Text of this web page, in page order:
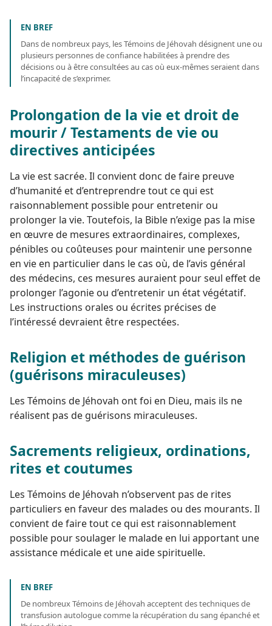
EN BREF
Dans de nombreux pays, les Témoins de Jéhovah désignent une ou
plusieurs personnes de confiance habilitées à prendre des
décisions ou à être consultées au cas où eux-mêmes seraient dans
l’incapacité de s’exprimer.
Prolongation de la vie et droit de
mourir / Testaments de vie ou
directives anticipées
La vie est sacrée. Il convient donc de faire preuve
d’humanité et d’entreprendre tout ce qui est
raisonnablement possible pour entretenir ou
prolonger la vie. Toutefois, la Bible n’exige pas la mise
en œuvre de mesures extraordinaires, complexes,
pénibles ou coûteuses pour maintenir une personne
en vie en particulier dans le cas où, de l’avis général
des médecins, ces mesures auraient pour seul effet de
prolonger l’agonie ou d’entretenir un état végétatif.
Les instructions orales ou écrites précises de
l’intéressé devraient être respectées.
Religion et méthodes de guérison
(guérisons miraculeuses)
Les Témoins de Jéhovah ont foi en Dieu, mais ils ne
réalisent pas de guérisons miraculeuses.
Sacrements religieux, ordinations,
rites et coutumes
Les Témoins de Jéhovah n’observent pas de rites
particuliers en faveur des malades ou des mourants. Il
convient de faire tout ce qui est raisonnablement
possible pour soulager le malade en lui apportant une
assistance médicale et une aide spirituelle.
EN BREF
De nombreux Témoins de Jéhovah acceptent des techniques de
transfusion autologue comme la récupération du sang épanché et